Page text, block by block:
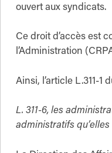
ouvert aux syndicats.
Ce droit d’accès est
l’Administration
Ainsi, l’article L.311-1
L. 311-6, les
administratifs